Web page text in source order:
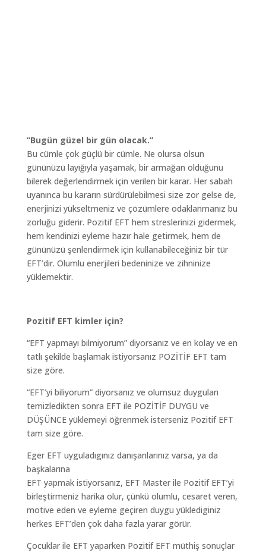
“Bugün güzel bir gün olacak.”
Bu cümle çok güçlü bir cümle. Ne olursa olsun
gününüzü layığıyla yaşamak, bir armağan olduğunu
bilerek değerlendirmek için verilen bir karar. Her sabah
uyanınca bu kararın sürdürülebilmesi size zor gelse de,
enerjinizi yükseltmeniz ve çözümlere odaklanmanız bu
zorluğu giderir. Pozitif EFT hem streslerinizi gidermek,
hem kendinizi eyleme hazır hale getirmek, hem de
gününüzü şenlendirmek için kullanabileceğiniz bir tür
EFT’dir. Olumlu enerjileri bedeninize ve zihninize
yüklemektir.
Pozitif EFT kimler için?
“EFT yapmayı bilmiyorum” diyorsanız ve en kolay ve en
tatlı şekilde başlamak istiyorsanız POZİTİF EFT tam
size göre.
“EFT’yi biliyorum” diyorsanız ve olumsuz duyguları
temizledikten sonra EFT ile POZİTİF DUYGU ve
DÜŞÜNCE yüklemeyi öğrenmek isterseniz Pozitif EFT
tam size göre.
Eger EFT uyguladıgınız danışanlarınız varsa, ya da
başkalarına
EFT yapmak istiyorsanız, EFT Master ile Pozitif EFT’yi
birleştirmeniz harika olur, çünkü olumlu, cesaret veren,
motive eden ve eyleme geçiren duygu yüklediginiz
herkes EFT’den çok daha fazla yarar görür.
Çocuklar ile EFT yaparken Pozitif EFT müthiş sonuçlar